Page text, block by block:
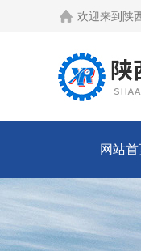
欢迎来到 陕
网站